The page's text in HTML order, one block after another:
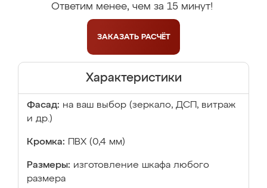
Ответим менее, чем за 15 минут!
ЗАКАЗАТЬ РАСЧЁТ
Характеристики
Фасад: на ваш выбор (зеркало, ДСП, витраж
и др.)
Кромка: ПВХ (0,4 мм)
Размеры: изготовление шкафа любого
размера